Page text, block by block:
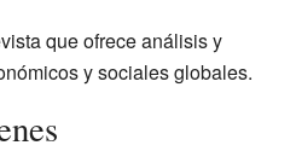
que ofrece análisis y
y sociales globales.